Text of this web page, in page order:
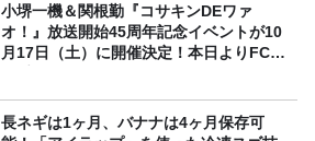
小堺一機＆関根勤『コサキンDEワァ
オ！』放送開始45周年記念イベントが10
月17日（土）に開催決定！本日よりFC先
長ネギは1ヶ月、バナナは4ヶ月保存可